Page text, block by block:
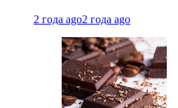
2 года ago2 года ago